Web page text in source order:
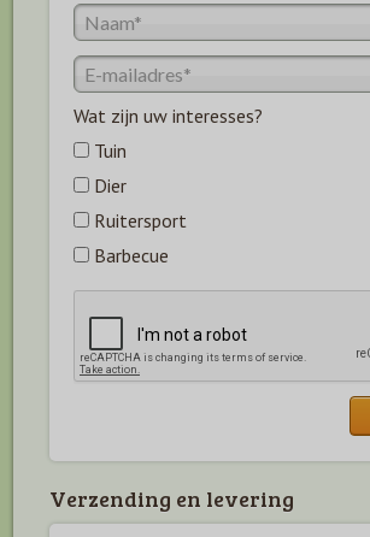
Wat zijn uw interesses?
Tuin
Dier
Ruitersport
Barbecue
Verzending en levering